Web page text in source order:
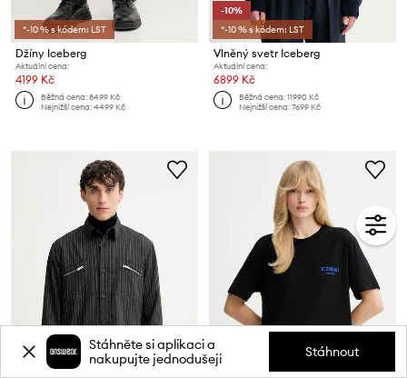
*-10 % s kódem: LST
Džíny Iceberg
Aktuální cena:
4199 Kč
Běžná cena:8499 Kč
Nejnižší cena:4499 Kč
-10%
*-10 % s kódem: LST
Vlněný svetr Iceberg
Aktuální cena:
6899 Kč
Běžná cena:11990 Kč
Nejnižší cena:7699 Kč
Stáhněte si aplikaci a
nakupujte jednodušeji
Stáhnout